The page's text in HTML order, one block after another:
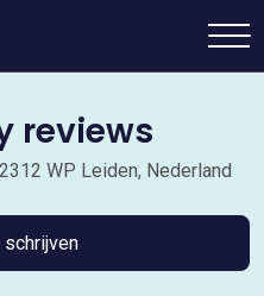
reviews
WP Leiden, Nederland
schrijven